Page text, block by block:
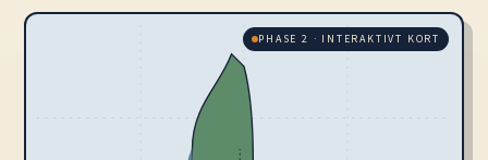
PHASE 2 · INTERAKTIVT KORT